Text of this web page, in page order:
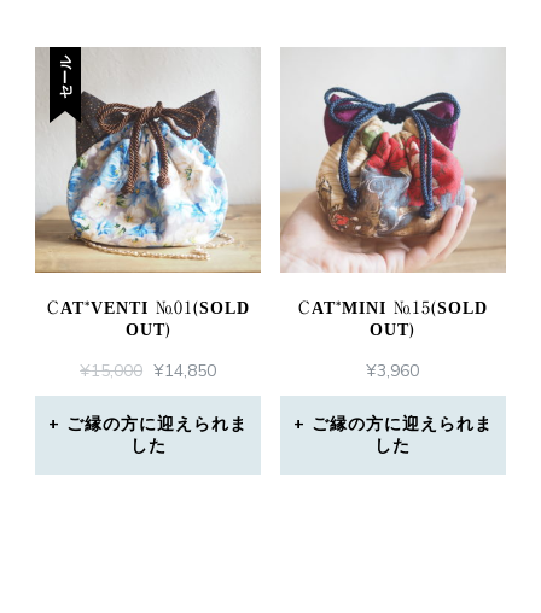
セール
CAT*VENTI №01(SOLD
OUT)
¥15,000 元
の
価
格
は
¥14,850現
在
の
格
ご縁の方に迎えられま
した
CAT*MINI №15(SOLD
OUT)
¥3,960
ご縁の方に迎えられま
した